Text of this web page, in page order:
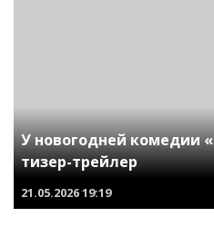
У новогодней комедии
тизер-трейлер
21.05.202619:19